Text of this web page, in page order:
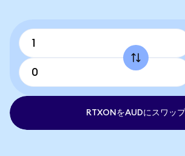
RTXONをAUDにスワップ